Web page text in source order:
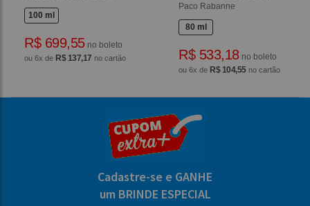
100 ml
R$ 699,55no boleto
ou 6x de R$ 137,17 no cartão
Paco Rabanne
80 ml
R$ 533,18no boleto
ou 6x de R$ 104,55no cartão
Cadastre-se e GANHE
um BRINDE ESPECIAL